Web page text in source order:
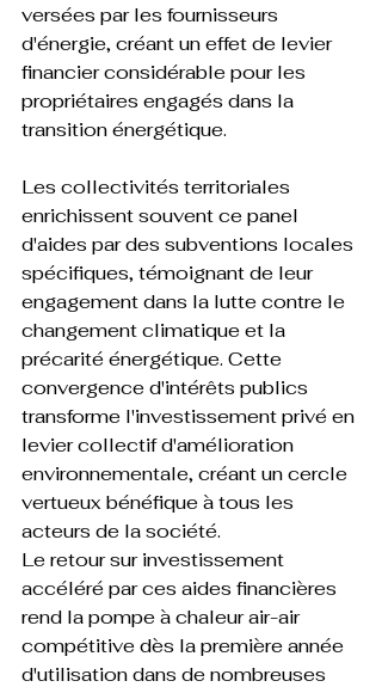
versées par les fournisseurs
d'énergie, créant un effet de levier
financier considérable pour les
propriétaires engagés dans la
transition énergétique.
Les collectivités territoriales
enrichissent souvent ce panel
d'aides par des subventions locales
spécifiques, témoignant de leur
engagement dans la lutte contre le
changement climatique et la
précarité énergétique. Cette
convergence d'intérêts publics
transforme l'investissement privé en
levier collectif d'amélioration
environnementale, créant un cercle
vertueux bénéfique à tous les
acteurs de la société.
Le retour sur investissement
accéléré par ces aides financières
rend la pompe à chaleur air-air
compétitive dès la première année
d'utilisation dans de nombreuses